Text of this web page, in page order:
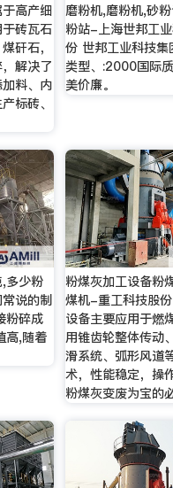
高产细
砖瓦石
矸石，
解决了
料、内
标砖、
磨粉机,磨粉机,砂
粉站-上海世邦工
份 世邦工业科技集
类型、:2000国际
美价廉。
多少粉
说的制
粉碎成
高,随着
粉煤灰加工设备粉
煤机-重工科技股
设备主要应用于燃
用锥齿轮整体传动
滑系统、弧形风道
术，性能稳定，操
粉煤灰变废为宝的